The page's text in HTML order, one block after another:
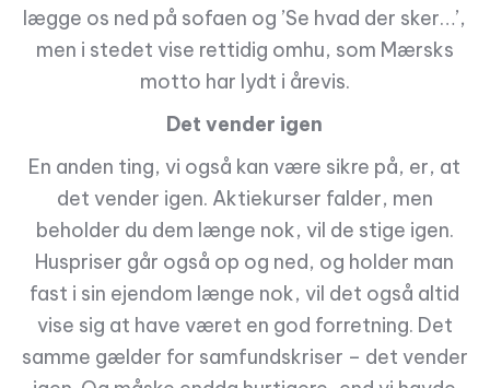
lægge os ned på sofaen og ’Se hvad der sker…’,
men i stedet vise rettidig omhu, som Mærsks
motto har lydt i årevis.
Det vender igen
En anden ting, vi også kan være sikre på, er, at
det vender igen. Aktiekurser falder, men
beholder du dem længe nok, vil de stige igen.
Huspriser går også op og ned, og holder man
fast i sin ejendom længe nok, vil det også altid
vise sig at have været en god forretning. Det
samme gælder for samfundskriser – det vender